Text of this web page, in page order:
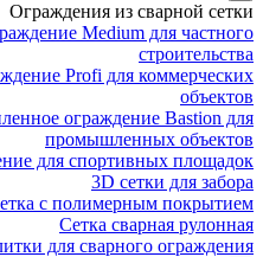
Ограждения из сварной сетки
Medium для частного
строительства
Profi для коммерческих
объектов
ограждение Bastion для
промышленных объектов
для спортивных площадок
3D сетки для забора
с полимерным покрытием
Сетка сварная рулонная
для сварного ограждения